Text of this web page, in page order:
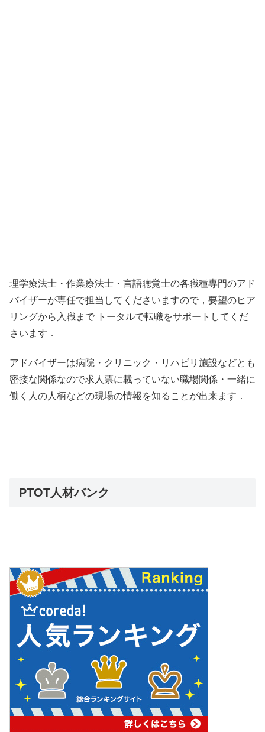
理学療法士・作業療法士・言語聴覚士の各職種専門のアド
バイザーが専任で担当してくださいますので，要望のヒア
リングから入職まで トータルで転職をサポートしてくだ
さいます．
アドバイザーは病院・クリニック・リハビリ施設などとも
密接な関係なので求人票に載っていない職場関係・一緒に
働く人の人柄などの現場の情報を知ることが出来ます．
PTOT人材バンク